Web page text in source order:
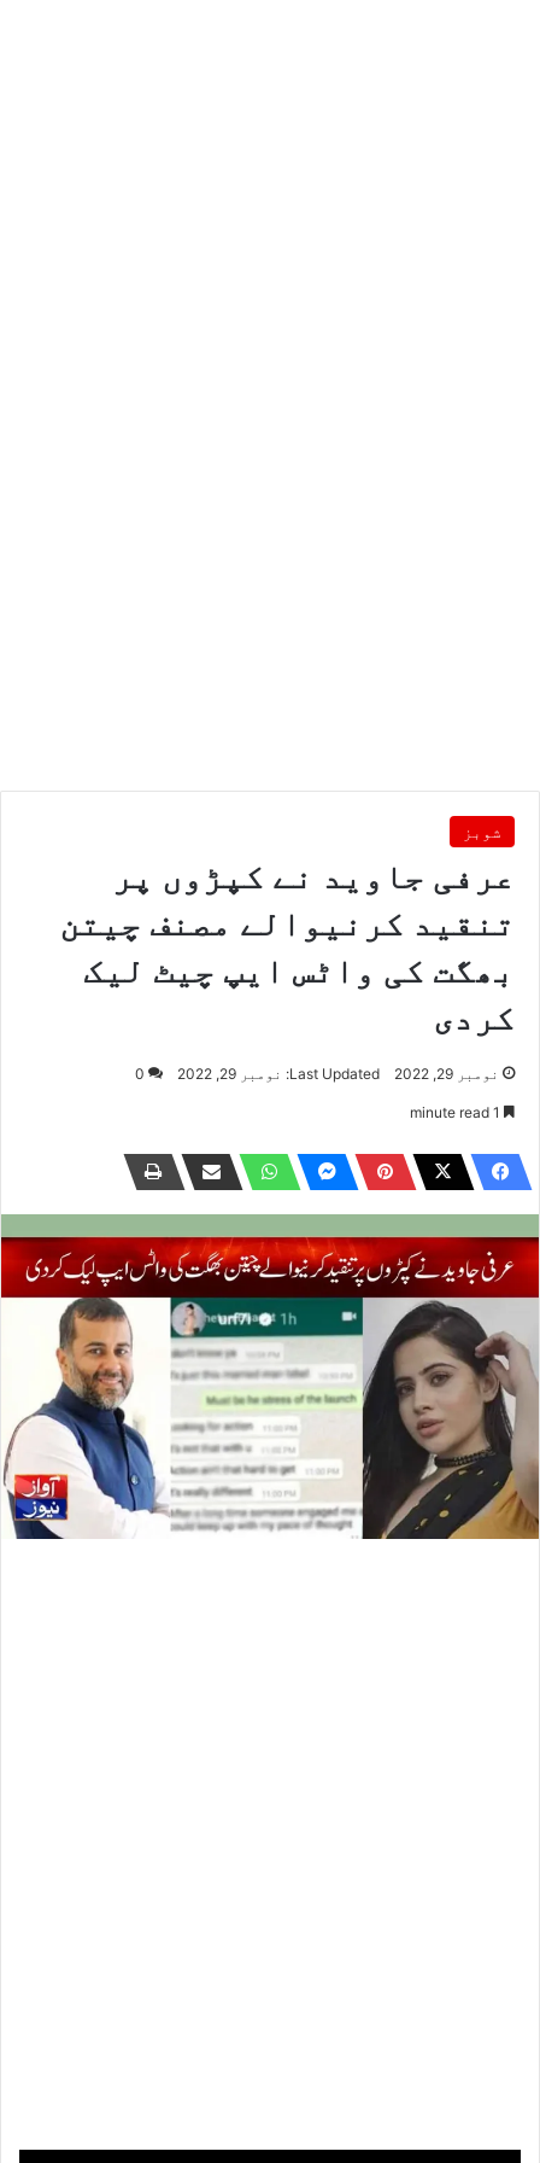
شوبز
عرفی جاوید نے کپڑوں پر
تنقید کرنیوالے مصنف چیتن
بھگت کی واٹس ایپ چیٹ لیک
کردی
نومبر 29, 2022 Last Updated: نومبر 29, 2022 0